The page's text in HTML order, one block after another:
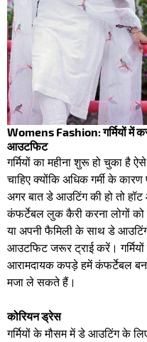
Womens Fashion: गर्मियों में
आउटफिट
गर्मियों का महीना शुरू हो चुका
चाहिए क्योंकि अधिक गर्मी के
अगर बात डे आउटिंग की हो तो
कंफर्टेबल लुक कैरी करना लोगों
या अपनी फैमिली के साथ डे आउटिंग
आउटफिट जरूर ट्राई करें।
आरामदायक कपड़े हमें कंफर्टेबल
मजा ले सकते हैं।
कोरियन ड्रेस
गर्मियों के मौसम में डे आउटिंग के